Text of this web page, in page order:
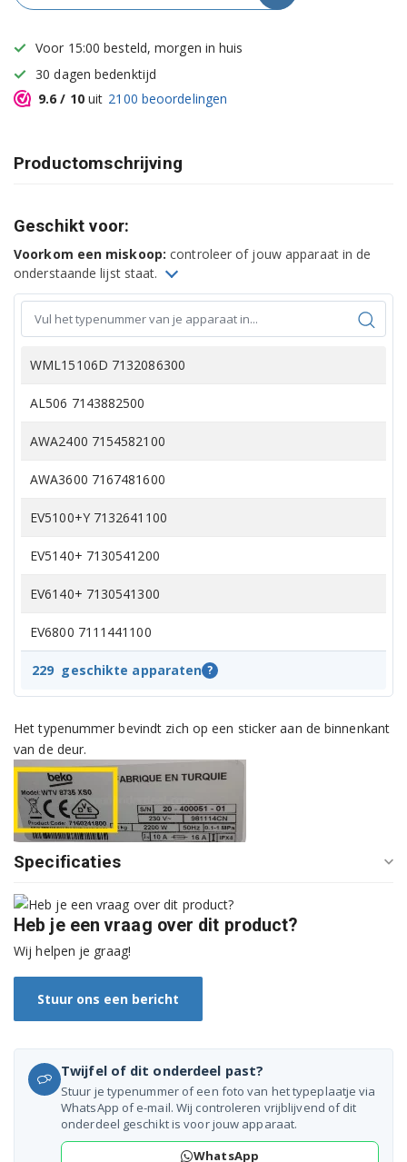
Voor 15:00 besteld, morgen in huis
30 dagen bedenktijd
9.6 / 10uit 2100 beoordelingen
Productomschrijving
Geschikt voor:
Voorkom een miskoop: controleer of jouw apparaat in de
onderstaande lijst staat.
WML15106D 7132086300
AL506 7143882500
AWA2400 7154582100
AWA3600 7167481600
EV5100+Y 7132641100
EV5140+ 7130541200
EV6140+ 7130541300
EV6800 7111441100
EV7100 7101341100
GWN47430 7130341100
GWN47430CS 7125542400
GWN47555C 7138244000
GWN48430 7134541100
GWN48440C 7125543000
GWN48555C 7162844900
GWN57442C 7135541100
GWN57642C 7135641100
GWN58472C 7129141100
GWN58482C 7129141700
229 geschikte apparaten ?
Het typenummer bevindt zich op een sticker aan de binnenkant
van de deur.
Specificaties
Heb je een vraag over dit product?
Wij helpen je graag!
Stuur ons een bericht
Twijfel of dit onderdeel past?
Stuur je typenummer of een foto van het typeplaatje via
WhatsApp of e-mail. Wij controleren vrijblijvend of dit
onderdeel geschikt is voor jouw apparaat.
WhatsApp